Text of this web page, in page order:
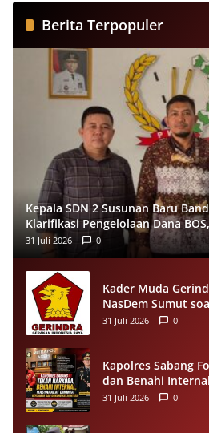
Berita Terpopuler
Kepala SDN 2 Susunan Baru
Klarifikasi Pengelolaan Dana
Juknis
31 Juli 2026 0
Kader Muda
NasDem Sumut
Singgung Polemik
31 Juli 2026 0
Kapolres Sabang
dan Benahi
Dukung Proses
31 Juli 2026 0